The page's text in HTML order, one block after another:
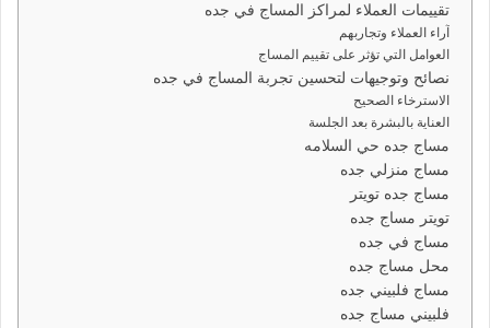
ن
تقييمات العملاء لمراكز المساج في جده
آراء العملاء وتجاربهم
العوامل التي تؤثر على تقييم المساج
نصائح وتوجيهات لتحسين تجربة المساج في جده
الاسترخاء الصحيح
العناية بالبشرة بعد الجلسة
مساج جده حي السلامه
مساج منزلي جده
مساج جده تويتر
تويتر مساج جده
مساج في جده
محل مساج جده
مساج فلبيني جده
فلبيني مساج جده